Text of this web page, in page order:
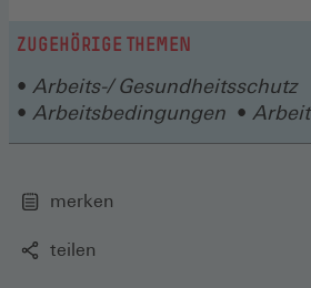
ZUGEHÖRIGE THEMEN
Arbeits-/ Gesundheitsschutz
Arbeitsbedingungen
Arbeit
merken
teilen